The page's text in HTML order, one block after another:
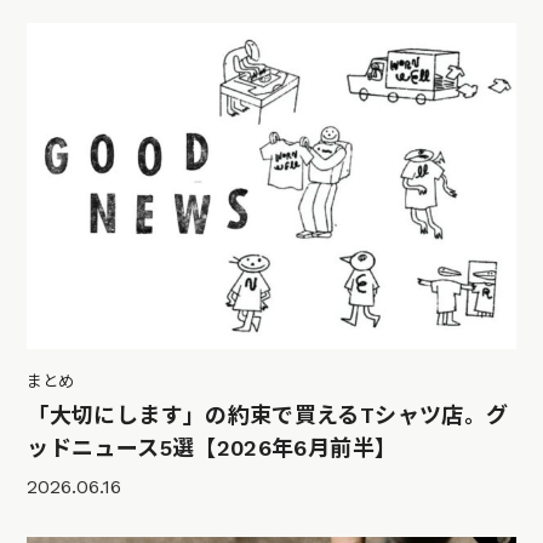
まとめ
「大切にします」の約束で買えるTシャツ店。グ
ッドニュース5選【2026年6月前半】
2026.06.16